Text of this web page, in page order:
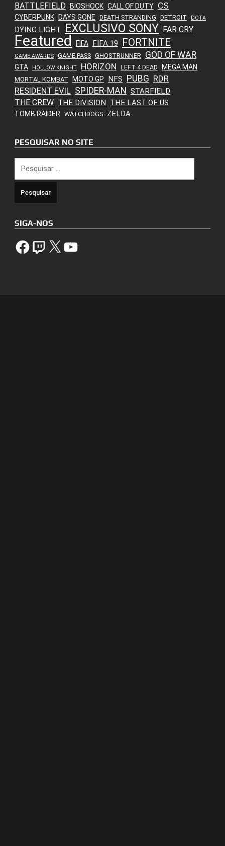
BATTLEFIELD BIOSHOCK CALL OF DUTY CS
CYBERPUNK DAYS GONE DEATH STRANDING DETROIT DOTA
DYING LIGHT EXCLUSIVO SONY FAR CRY
Featured FIFA FIFA 19 FORTNITE
GAME AWARDS GAME PASS GHOSTRUNNER GOD OF WAR
GTA HOLLOW KNIGHT HORIZON LEFT 4 DEAD MEGA MAN
MORTAL KOMBAT MOTO GP NFS PUBG RDR
RESIDENT EVIL SPIDER-MAN STARFIELD
THE CREW THE DIVISION THE LAST OF US
TOMB RAIDER WATCHDOGS ZELDA
PESQUISAR NO SITE
por:
SIGA-NOS
FacebookTwitch X YouTube